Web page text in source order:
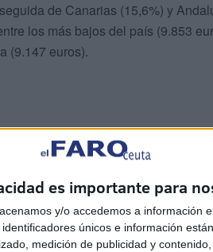
es importante para
y/o accedemos a información
únicos e información
medición de publicidad y
de Canarias (15,6%) y
los más bajos del país (9.853
(9.147 euros).
se recopilan cada año
—38.000 en total— tuvieron que